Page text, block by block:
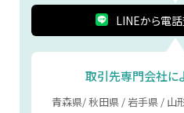
取引先専門会社に
青森県/ 秋田県 / 岩手県 / 山
LINEから電